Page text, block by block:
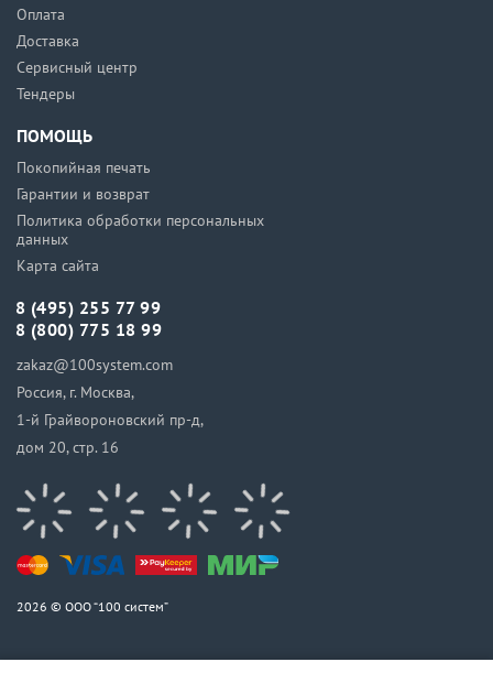
Оплата
Доставка
Сервисный центр
Тендеры
ПОМОЩЬ
Покопийная печать
Гарантии и возврат
Политика обработки персональных
данных
Карта сайта
8 (495) 255 77 99
8 (800) 775 18 99
zakaz@100system.com
Россия, г. Москва,
1-й Грайвороновский пр-д,
дом 20, стр. 16
2026 © ООО “100 систем”